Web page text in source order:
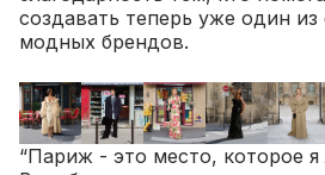
создавать теперь уже один
модных брендов.
“Париж - это место, которое